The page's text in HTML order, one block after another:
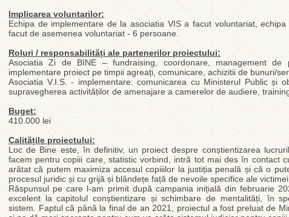
Implicarea voluntarilor:
Echipa de implementare de la asociatia VIS a facut voluntariat,
facut de asemenea voluntariat - 6 persoane.
Roluri / responsabilități ale partenerilor proiectului:
Asociatia Zi de BINE – fundraising, coordonare, management de
implementare proiect pe timpii agreați, comunicare, achizitii de bunuri/
Asociatia V.I.S. - implementare: comunicarea cu Ministerul Public și
supravegherea activităților de amenajare a camerelor de audiere,
Buget:
410.000 lei
Calitățile proiectului:
Loc de Bine este, în definitiv, un proiect despre conștientizarea
facem pentru copiii care, statistic vorbind, intră tot mai des în contact
arătat că putem maximiza accesul copiiilor la justiția penală și că o
procesul juridic și cu grijă și blândețe față de nevoile specifice ale victimei.
Răspunsul pe care l-am primit după campania inițială din februarie
excelent la capitolul conștientizare și schimbare de mentalități, în
sistem. Faptul că până la final de an 2021, proiectul a fost preluat de